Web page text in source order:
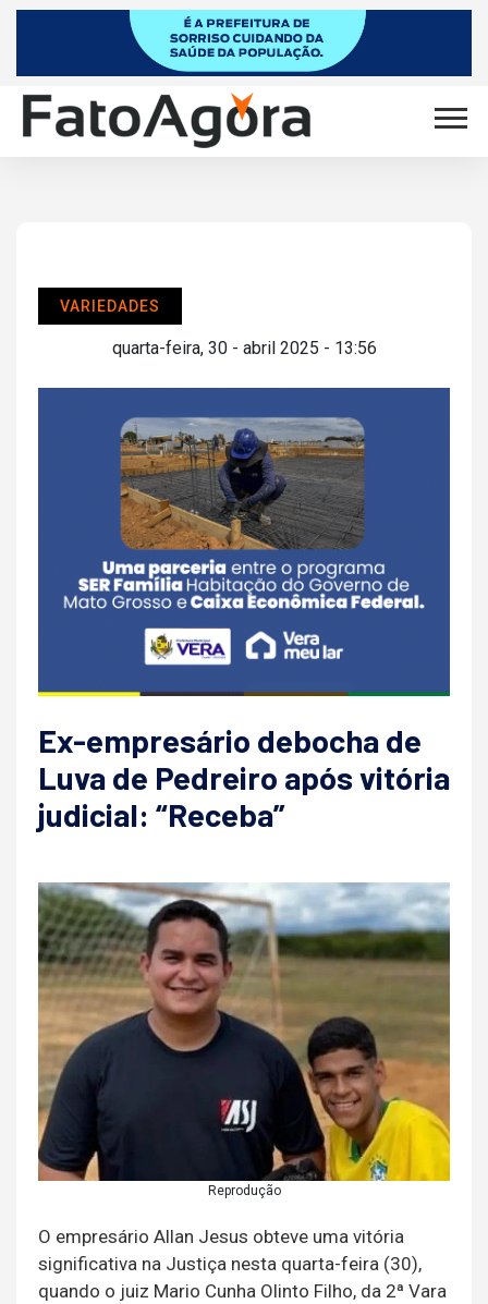
VARIEDADES
quarta-feira, 30 - abril 2025 - 13:56
Ex-empresário debocha de
Luva de Pedreiro após vitória
judicial: “Receba”
Reprodução
O empresário Allan Jesus obteve uma vitória
significativa na Justiça nesta quarta-feira (30),
quando o juiz Mario Cunha Olinto Filho, da 2ª Vara